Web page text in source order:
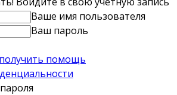
Ваше имя пользователя
Ваш пароль
помощь